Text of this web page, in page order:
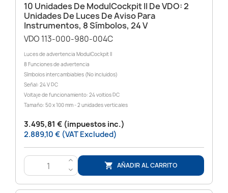
10 Unidades De ModulCockpit II De VDO: 2
Unidades De Luces De Aviso Para
Instrumentos, 8 Símbolos, 24 V
VDO 113-000-980-004C
Luces de advertencia ModulCockpit II
8 Funciones de advertencia
Símbolos intercambiables (No incluidos)
Señal: 24 V DC
Voltaje de funcionamiento: 24 voltios DC
Tamaño: 50 x 100 mm - 2 unidades verticales
3.495,81 € (impuestos inc.)
2.889,10 € (VAT Excluded)
>
<
 AÑADIR AL CARRITO